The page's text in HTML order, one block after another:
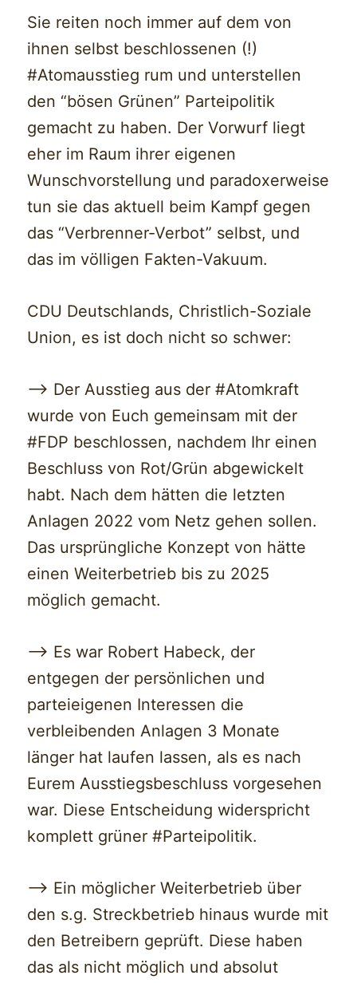
Sie reiten noch immer auf dem von
ihnen selbst beschlossenen (!)
#Atomausstieg rum und unterstellen
den “bösen Grünen” Parteipolitik
gemacht zu haben. Der Vorwurf liegt
eher im Raum ihrer eigenen
Wunschvorstellung und paradoxerweise
tun sie das aktuell beim Kampf gegen
das “Verbrenner-Verbot” selbst, und
das im völligen Fakten-Vakuum.
CDU Deutschlands, Christlich-Soziale
Union, es ist doch nicht so schwer:
—> Der Ausstieg aus der #Atomkraft
wurde von Euch gemeinsam mit der
#FDP beschlossen, nachdem Ihr einen
Beschluss von Rot/Grün abgewickelt
habt. Nach dem hätten die letzten
Anlagen 2022 vom Netz gehen sollen.
Das ursprüngliche Konzept von hätte
einen Weiterbetrieb bis zu 2025
möglich gemacht.
—> Es war Robert Habeck, der
entgegen der persönlichen und
parteieigenen Interessen die
verbleibenden Anlagen 3 Monate
länger hat laufen lassen, als es nach
Eurem Ausstiegsbeschluss vorgesehen
war. Diese Entscheidung widerspricht
komplett grüner #Parteipolitik.
—> Ein möglicher Weiterbetrieb über
den s.g. Streckbetrieb hinaus wurde mit
den Betreibern geprüft. Diese haben
das als nicht möglich und absolut